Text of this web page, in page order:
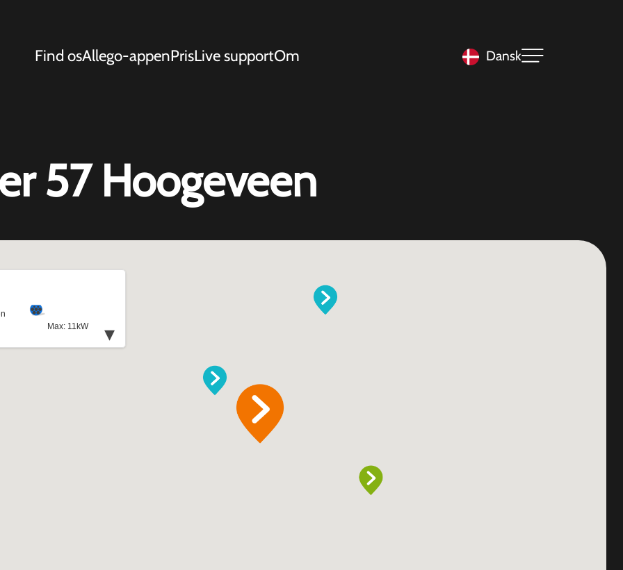
Find osAllego-appenPrisLive supportOm Dansk
57 Hoogeveen